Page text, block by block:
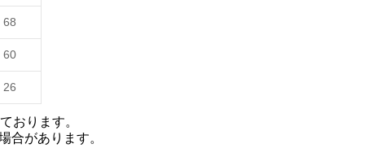
68
60
26
おります。
合があります。